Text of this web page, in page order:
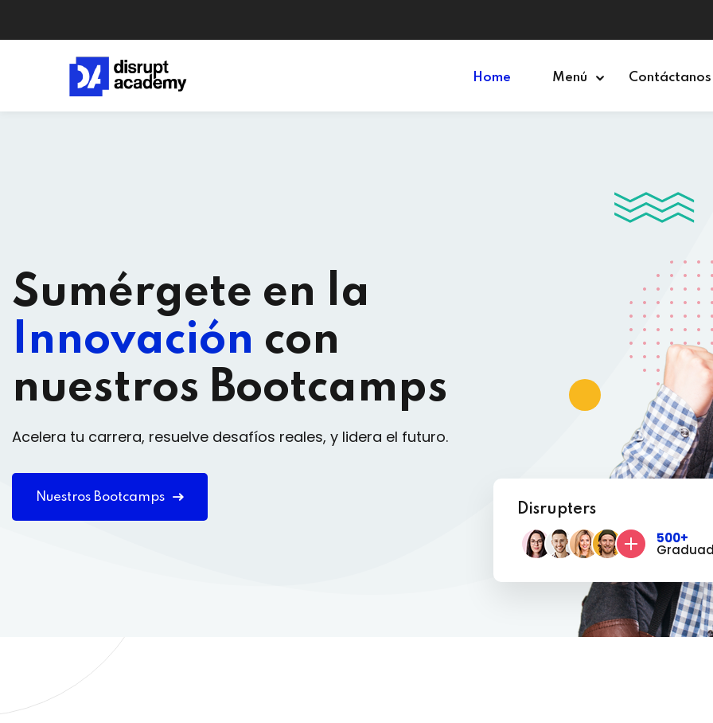
Home Menú Contáctanos
Sumérgete en la
Innovación con
nuestros Bootcamps
Acelera tu carrera, resuelve desafíos reales, y lidera el futuro.
Nuestros Bootcamps
Disrupters
500+